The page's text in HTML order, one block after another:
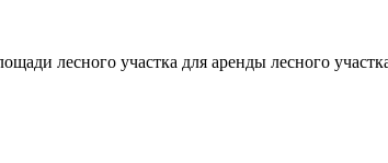
лесного участка для аренды лесного